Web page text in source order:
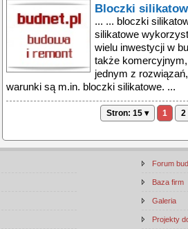
Bloczki
... ... bloczki
silikatowe
wielu inwestycji w
także komercyjnym,
jednym z
warunki są m.in. bloczki silikatowe. ...
Stron: 15 ▾ 1 2
Forum
Baza firm
Galeria
Projekty